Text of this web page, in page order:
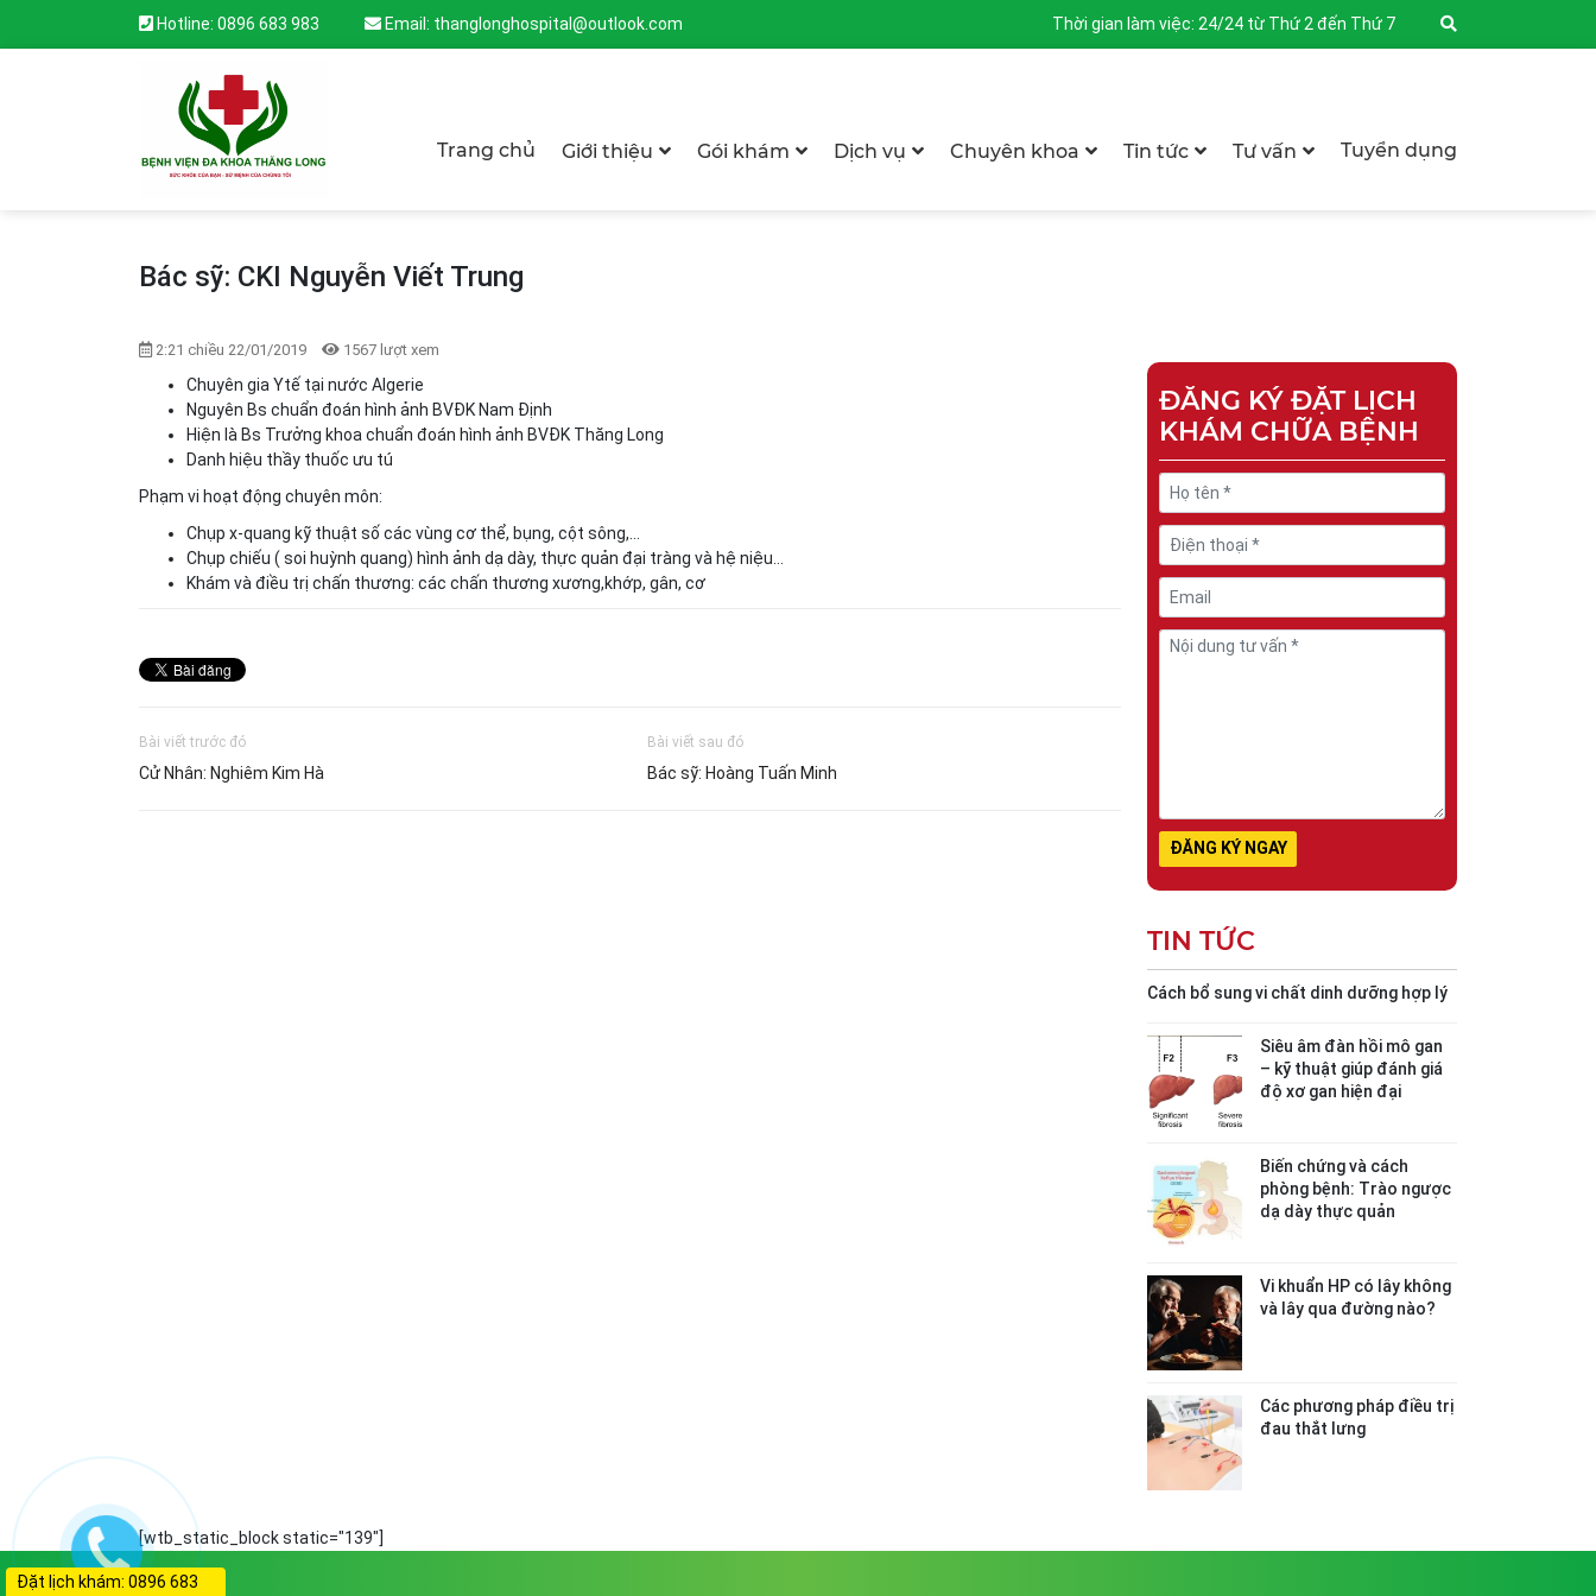
Hotline: 0896 683 983 Email: thanglonghospital@outlook.com Thời gian làm việc: 24/24 từ Thứ 2 đến Thứ 7
Trang chủ Giới thiệu Gói khám Dịch vụ Chuyên khoa Tin tức Tư vấn Tuyển dụng
Bác sỹ: CKI Nguyễn Viết Trung
2:21 chiều 22/01/2019 1567 lượt xem
Chuyên gia Ytế tại nước Algerie
Nguyên Bs chuẩn đoán hình ảnh BVĐK Nam Định
Hiện là Bs Trưởng khoa chuẩn đoán hình ảnh BVĐK Thăng Long
Danh hiệu thầy thuốc ưu tú
Phạm vi hoạt động chuyên môn:
Chụp x-quang kỹ thuật số các vùng cơ thể, bụng, cột sông,…
Chụp chiếu ( soi huỳnh quang) hình ảnh dạ dày, thực quản đại tràng và hệ niệu…
Khám và điều trị chấn thương: các chấn thương xương,khớp, gân, cơ
Bài viết trước đó
Cử Nhân: Nghiêm Kim Hà
Bài viết sau đó
Bác sỹ: Hoàng Tuấn Minh
ĐĂNG KÝ ĐẶT LỊCH
KHÁM CHỮA BỆNH
TIN TỨC
Cách bổ sung vi chất dinh dưỡng hợp lý
Siêu âm đàn hồi mô gan
– kỹ thuật giúp đánh giá
độ xơ gan hiện đại
Biến chứng và cách
phòng bệnh: Trào ngược
dạ dày thực quản
Vi khuẩn HP có lây không
và lây qua đường nào?
Các phương pháp điều trị
đau thắt lưng
[wtb_static_block static="139"]
Đặt lịch khám: 0896 683